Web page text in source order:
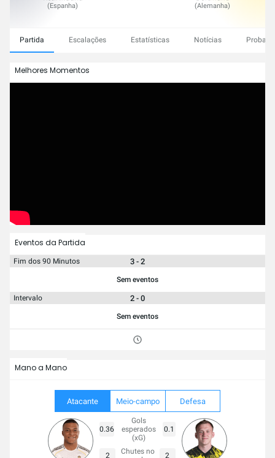
( Espanha) (Alemanha)
Partida Escalações Estatísticas Notícias
Melhores Momentos
Eventos da Partida
Fim dos 90 Minutos 3 - 2
Sem eventos
Intervalo 2 - 0
Sem eventos
Mano a Mano
Atacante Meio-campo Defesa
0.36
Gols
esperados
(xG)
0.1
2
Chutes no
2